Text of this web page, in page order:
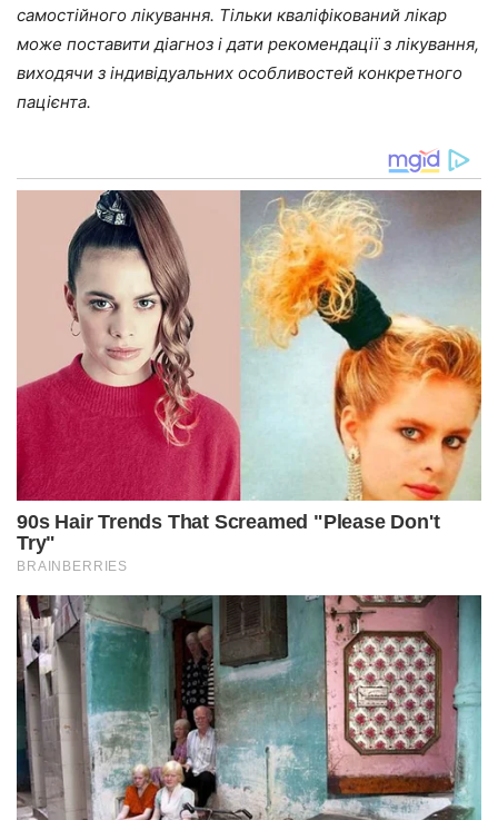
самостійного лікування. Тільки кваліфікований лікар
може поставити діагноз і дати рекомендації з лікування,
виходячи з індивідуальних особливостей конкретного
пацієнта.